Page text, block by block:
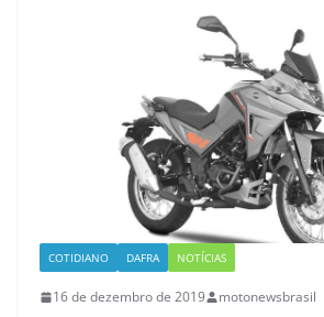
COTIDIANO DAFRA NOTÍCIAS
16 de dezembro de 2019 motonewsbrasil